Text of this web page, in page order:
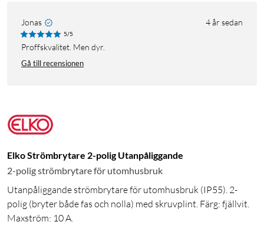
Jonas 4 år sedan
5/5
Proffskvalitet. Men dyr.
Gå till recensionen
Elko Strömbrytare 2-polig Utanpåliggande
2-polig strömbrytare för utomhusbruk
Utanpåliggande strömbrytare för utomhusbruk (IP55). 2-
polig (bryter både fas och nolla) med skruvplint. Färg: fjällvit.
Maxström: 10 A.